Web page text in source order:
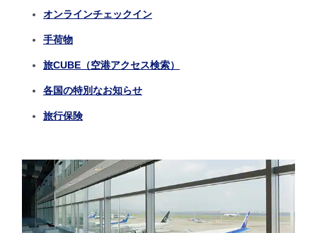
オンラインチェックイン
手荷物
旅CUBE（空港アクセス検索）
各国の特別なお知らせ
旅行保険